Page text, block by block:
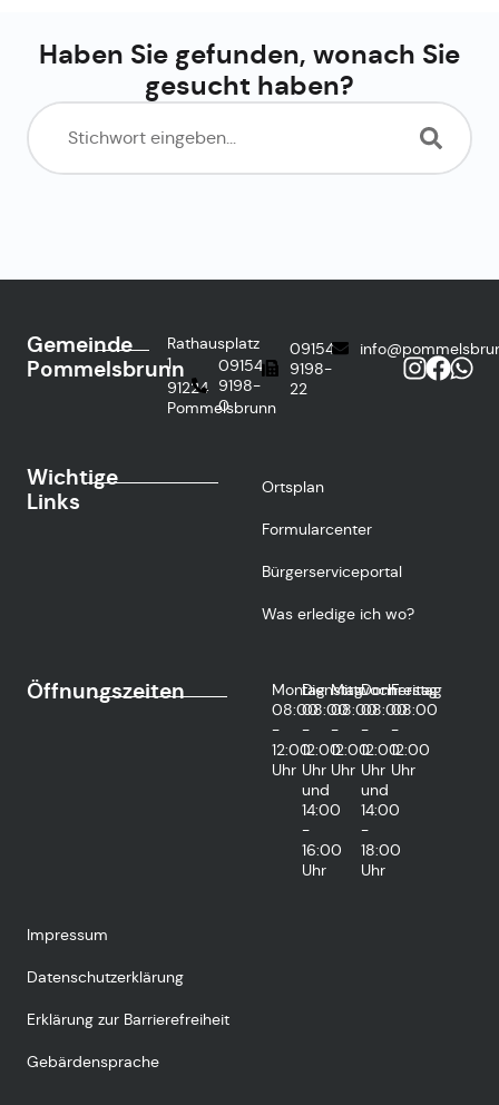
Haben Sie gefunden, wonach Sie
gesucht haben?
Gemeinde
Pommelsbrunn
Rathausplatz
1
91224
Pommelsbrunn
09154
9198-
0
09154
9198-
22
Wichtige
Links
Ortsplan
Formularcenter
Bürgerserviceportal
Was erledige ich wo?
Öffnungszeiten
Montag
08:00
-
12:00
Uhr
Dienstag
08:00
-
12:00
Uhr
und
14:00
-
16:00
Uhr
Mittwoch
08:00
-
12:00
Uhr
Donnerstag
08:00
-
12:00
Uhr
und
14:00
-
18:00
Uhr
Freitag
08:00
-
12:00
Uhr
Impressum
Datenschutzerklärung
Erklärung zur Barrierefreiheit
Gebärdensprache